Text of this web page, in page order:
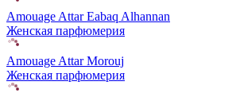
Amouage Attar Eabaq Alhannan
Женская парфюмерия
Amouage Attar Morouj
Женская парфюмерия